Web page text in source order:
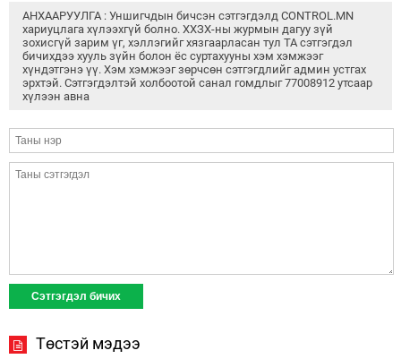
АНХААРУУЛГА : Уншигчдын бичсэн сэтгэгдэлд CONTROL.MN
хариуцлага хүлээхгүй болно. ХХЗХ-ны журмын дагуу зүй
зохисгүй зарим үг, хэллэгийг хязгаарласан тул ТА сэтгэгдэл
бичихдээ хууль зүйн болон ёс суртахууны хэм хэмжээг
хүндэтгэнэ үү. Хэм хэмжээг зөрчсөн сэтгэгдлийг админ устгах
эрхтэй. Сэтгэгдэлтэй холбоотой санал гомдлыг 77008912 утсаар
хүлээн авна
Төстэй мэдээ